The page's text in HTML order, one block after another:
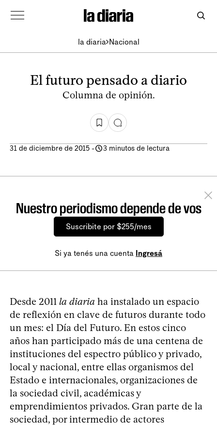
la diaria Nacional
El futuro pensado a diario
Columna de opinión.
31 de diciembre de 2015 - 3 minutos de lectura
Nuestro periodismo depende de vos
Suscribite por $255/mes
Si ya tenés una cuenta Ingresá
Desde 2011 la diaria ha instalado un espacio
de reflexión en clave de futuros durante todo
un mes: el Día del Futuro. En estos cinco
años han participado más de una centena de
instituciones del espectro público y privado,
local y nacional, entre ellas organismos del
Estado e internacionales, organizaciones de
la sociedad civil, académicas y
emprendimientos privados. Gran parte de la
sociedad, por intermedio de actores